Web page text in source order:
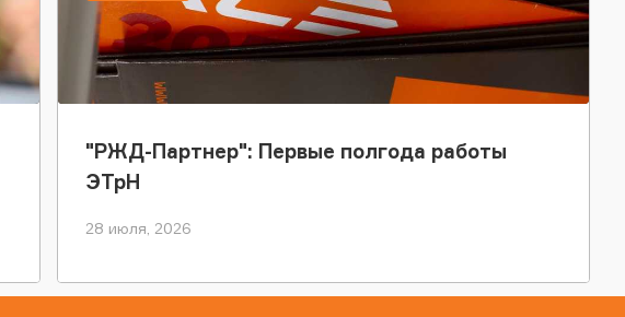
"РЖД-Партнер": Первые полгода работы
ЭТрН
28 июля, 2026